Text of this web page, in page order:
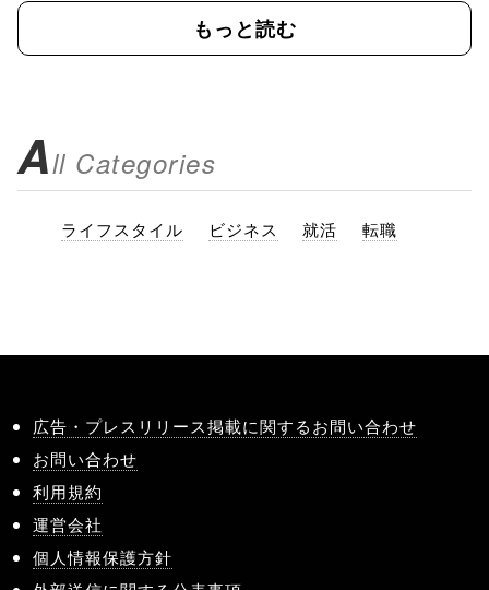
もっと読む
All Categories
ライフスタイル ビジネス 就活 転職
広告・プレスリリース掲載に関するお問い合わせ
お問い合わせ
利用規約
運営会社
個人情報保護方針